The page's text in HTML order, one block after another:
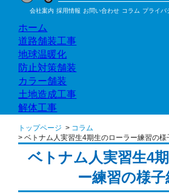
会社案内 採用情報 お問い合わせ コラム プライバ
ホーム
道路舗装工事
地球温暖化
防止対策舗装
カラー舗装
土地造成工事
解体工事
トップページ
コラム
ベトナム人実習生4期生のローラー練習の様
ベトナム人実習生4
ー練習の様子